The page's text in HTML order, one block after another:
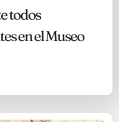
todos
en el Museo